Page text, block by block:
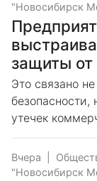
"Новосибирск
защиты
Это связано
утечек
Вчера
"Новосибирск